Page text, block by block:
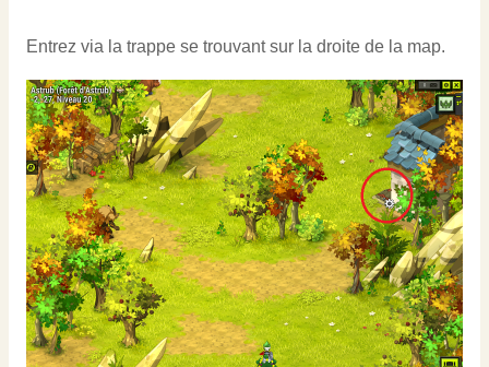
Entrez via la trappe se trouvant sur la droite de la map.